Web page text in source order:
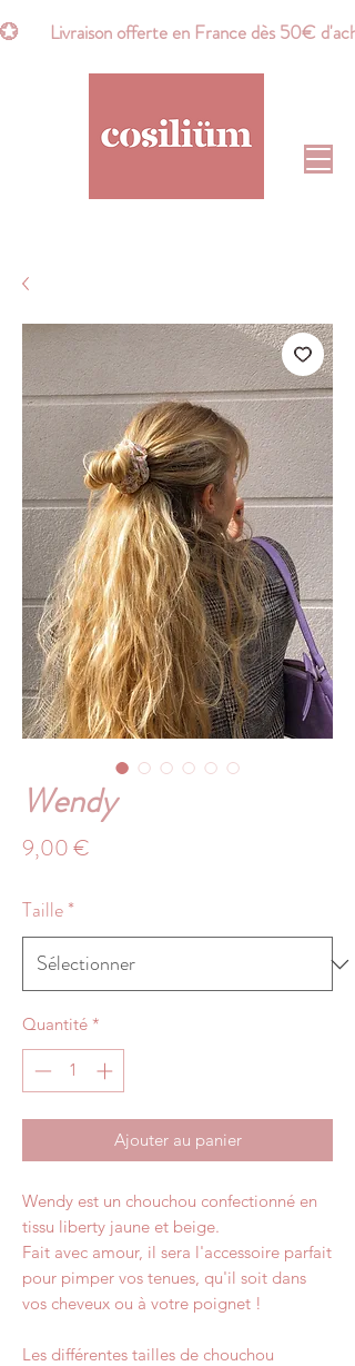
💮       Livraison offerte en France dès 50€
Wendy
9,00 €
Taille*
Quantité *
Ajouter au panier
Wendy est un chouchou confectionné en
tissu liberty jaune et beige.
Fait avec amour, il sera l'accessoire parfait
pour pimper vos tenues, qu'il soit dans
vos cheveux ou à votre poignet !
Les différentes tailles de chouchou